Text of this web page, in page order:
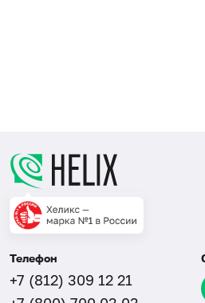
Телефон
+7 (812) 309 12 21